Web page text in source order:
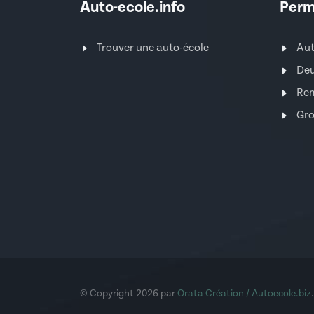
Auto-ecole.info
Trouver une auto-école
© Copyright 2026 parOrata Création / Autoecole.biz